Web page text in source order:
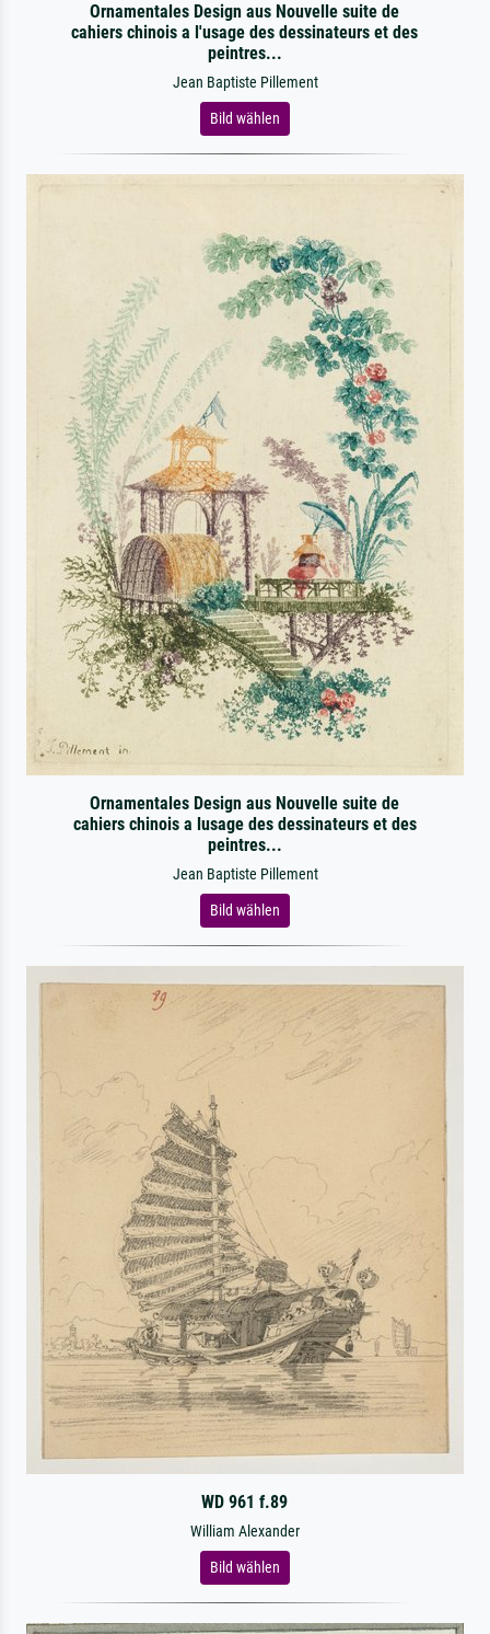
Ornamentales Design aus Nouvelle suite de
cahiers chinois a l'usage des dessinateurs et des
peintres...
Jean Baptiste Pillement
Bild wählen
Ornamentales Design aus Nouvelle suite de
cahiers chinois a lusage des dessinateurs et des
peintres...
Jean Baptiste Pillement
Bild wählen
WD 961 f.89
William Alexander
Bild wählen